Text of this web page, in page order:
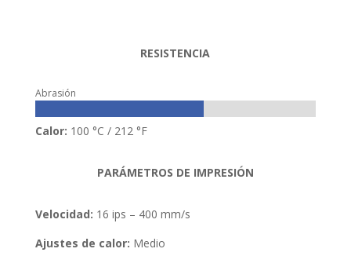
RESISTENCIA
Abrasión
Calor: 100 °C / 212 °F
PARÁMETROS DE IMPRESIÓN
Velocidad: 16 ips – 400 mm/s
Ajustes de calor: Medio